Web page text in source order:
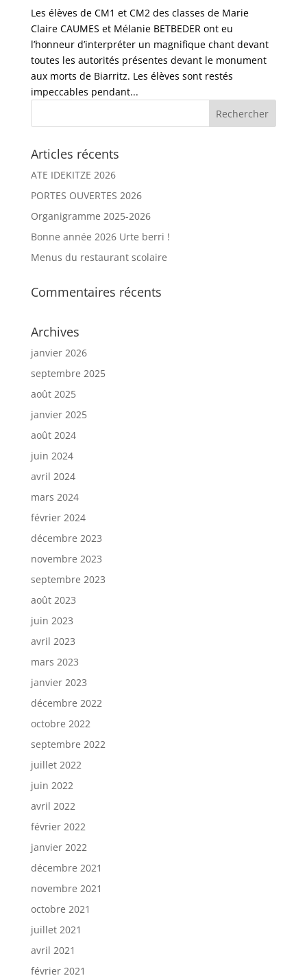
Les élèves de CM1 et CM2 des classes de Marie
Claire CAUMES et Mélanie BETBEDER ont eu
l’honneur d’interpréter un magnifique chant devant
toutes les autorités présentes devant le monument
aux morts de Biarritz. Les élèves sont restés
impeccables pendant...
Articles récents
ATE IDEKITZE 2026
PORTES OUVERTES 2026
Organigramme 2025-2026
Bonne année 2026 Urte berri !
Menus du restaurant scolaire
Commentaires récents
Archives
janvier 2026
septembre 2025
août 2025
janvier 2025
août 2024
juin 2024
avril 2024
mars 2024
février 2024
décembre 2023
novembre 2023
septembre 2023
août 2023
juin 2023
avril 2023
mars 2023
janvier 2023
décembre 2022
octobre 2022
septembre 2022
juillet 2022
juin 2022
avril 2022
février 2022
janvier 2022
décembre 2021
novembre 2021
octobre 2021
juillet 2021
avril 2021
février 2021